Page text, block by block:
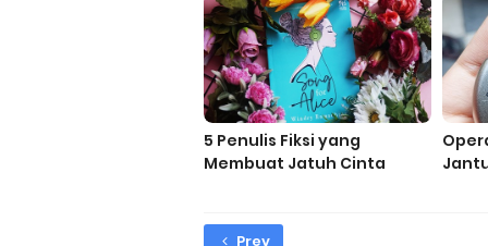
5 Penulis Fiksi yang
Membuat Jatuh Cinta
Prev